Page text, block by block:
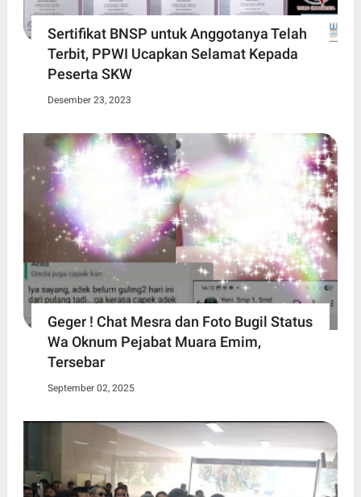
Sertifikat BNSP untuk Anggotanya Telah
Terbit, PPWI Ucapkan Selamat Kepada
Peserta SKW
Desember 23, 2023
Geger ! Chat Mesra dan Foto Bugil Status
Wa Oknum Pejabat Muara Emim,
Tersebar
September 02, 2025